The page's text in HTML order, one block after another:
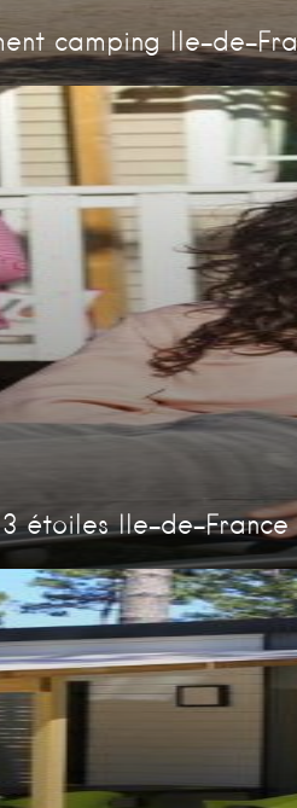
camping Ile-de-
étoiles Ile-de-France